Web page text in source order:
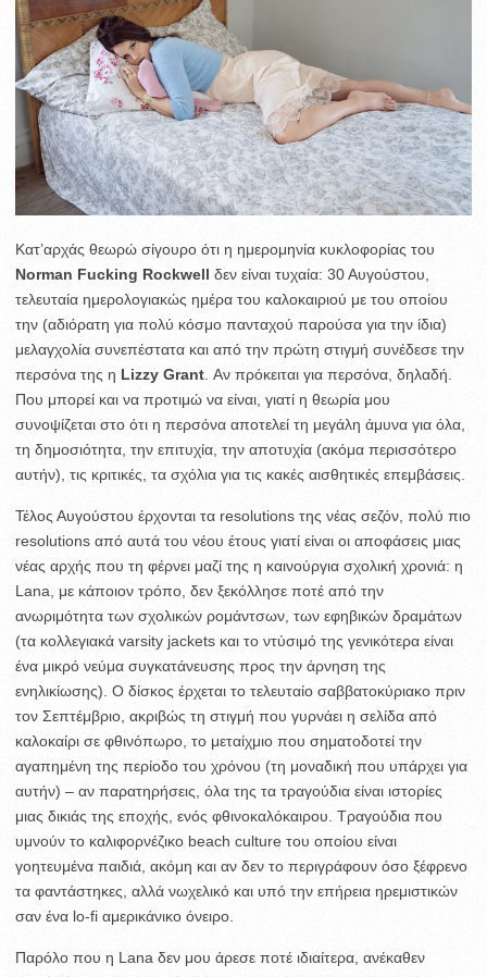
Κατ’αρχάς θεωρώ σίγουρο ότι η ημερομηνία κυκλοφορίας του
Norman Fucking Rockwell δεν είναι τυχαία: 30 Αυγούστου,
τελευταία ημερολογιακώς ημέρα του καλοκαιριού με του οποίου
την (αδιόρατη για πολύ κόσμο πανταχού παρούσα για την ίδια)
μελαγχολία συνεπέστατα και από την πρώτη στιγμή συνέδεσε την
περσόνα της η Lizzy Grant . Αν πρόκειται για περσόνα, δηλαδή.
Που μπορεί και να προτιμώ να είναι, γιατί η θεωρία μου
συνοψίζεται στο ότι η περσόνα αποτελεί τη μεγάλη άμυνα για όλα,
τη δημοσιότητα, την επιτυχία, την αποτυχία (ακόμα περισσότερο
αυτήν), τις κριτικές, τα σχόλια για τις κακές αισθητικές επεμβάσεις.
Τέλος Αυγούστου έρχονται τα resolutions της νέας σεζόν, πολύ πιο
resolutions από αυτά του νέου έτους γιατί είναι οι αποφάσεις μιας
νέας αρχής που τη φέρνει μαζί της η καινούργια σχολική χρονιά: η
Lana, με κάποιον τρόπο, δεν ξεκόλλησε ποτέ από την
ανωριμότητα των σχολικών ρομάντσων, των εφηβικών δραμάτων
(τα κολλεγιακά varsity jackets και το ντύσιμό της γενικότερα είναι
ένα μικρό νεύμα συγκατάνευσης προς την άρνηση της
ενηλικίωσης). Ο δίσκος έρχεται το τελευταίο σαββατοκύριακο πριν
τον Σεπτέμβριο, ακριβώς τη στιγμή που γυρνάει η σελίδα από
καλοκαίρι σε φθινόπωρο, το μεταίχμιο που σηματοδοτεί την
αγαπημένη της περίοδο του χρόνου (τη μοναδική που υπάρχει για
αυτήν) – αν παρατηρήσεις, όλα της τα τραγούδια είναι ιστορίες
μιας δικιάς της εποχής, ενός φθινοκαλόκαιρου. Τραγούδια που
υμνούν το καλιφορνέζικο beach culture του οποίου είναι
γοητευμένα παιδιά, ακόμη και αν δεν το περιγράφουν όσο ξέφρενο
τα φαντάστηκες, αλλά νωχελικό και υπό την επήρεια ηρεμιστικών
σαν ένα lo-fi αμερικάνικο όνειρο.
Παρόλο που η Lana δεν μου άρεσε ποτέ ιδιαίτερα, ανέκαθεν